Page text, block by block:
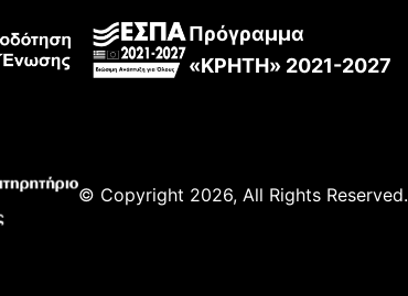
Πρόγραμμα
«ΚΡΗΤΗ» 2021-2027
© Copyright 2026, All Rights Reserved.